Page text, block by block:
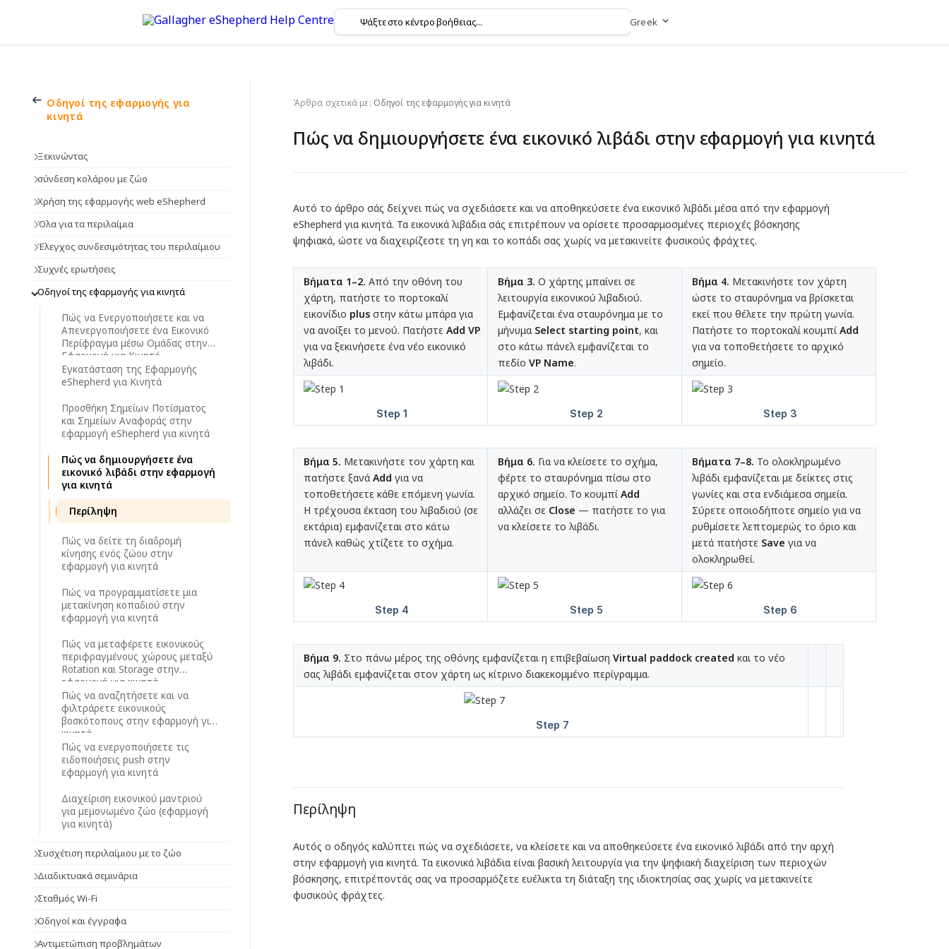
Greek
Οδηγοί της εφαρμογής για
κινητά
Ξεκινώντας
σύνδεση κολάρου με ζώο
Χρήση της εφαρμογής web eShepherd
Όλα για τα περιλαίμια
Έλεγχος συνδεσιμότητας του περιλαίμιου
Συχνές ερωτήσεις
Οδηγοί της εφαρμογής για κινητά
Πώς να Ενεργοποιήσετε και να
Απενεργοποιήσετε ένα Εικονικό
Περίφραγμα μέσω Ομάδας στην
Εφαρμογή για Κινητό
Εγκατάσταση της Εφαρμογής
eShepherd για Κινητά
Προσθήκη Σημείων Ποτίσματος
και Σημείων Αναφοράς στην
εφαρμογή eShepherd για κινητά
Πώς να δημιουργήσετε ένα
εικονικό λιβάδι στην εφαρμογή
για κινητά
Περίληψη
Πώς να δείτε τη διαδρομή
κίνησης ενός ζώου στην
εφαρμογή για κινητά
Πώς να προγραμματίσετε μια
μετακίνηση κοπαδιού στην
εφαρμογή για κινητά
Πώς να μεταφέρετε εικονικούς
περιφραγμένους χώρους μεταξύ
Rotation και Storage στην
εφαρμογή για κινητά
Πώς να αναζητήσετε και να
φιλτράρετε εικονικούς
βοσκότοπους στην εφαρμογή για
κινητά
Πώς να ενεργοποιήσετε τις
ειδοποιήσεις push στην
εφαρμογή για κινητά
Διαχείριση εικονικού μαντριού
για μεμονωμένο ζώο (εφαρμογή
για κινητά)
Συσχέτιση περιλαίμιου με το ζώο
Διαδικτυακά σεμινάρια
Σταθμός Wi-Fi
Οδηγοί και έγγραφα
Αντιμετώπιση προβλημάτων
Άρθρα σχετικά με: Οδηγοί της εφαρμογής για κινητά
Πώς να δημιουργήσετε ένα εικονικό λιβάδι στην εφαρμογή για κινητά
Αυτό το άρθρο σάς δείχνει πώς να σχεδιάσετε και να αποθηκεύσετε ένα εικονικό λιβάδι μέσα από την εφαρμογή
eShepherd για κινητά. Τα εικονικά λιβάδια σάς επιτρέπουν να ορίσετε προσαρμοσμένες περιοχές βόσκησης
ψηφιακά, ώστε να διαχειρίζεστε τη γη και το κοπάδι σας χωρίς να μετακινείτε φυσικούς φράχτες.
Βήματα 1–2. Από την οθόνη του
χάρτη, πατήστε το πορτοκαλί
εικονίδιο plus στην κάτω μπάρα για
να ανοίξει το μενού. Πατήστε Add VP
για να ξεκινήσετε ένα νέο εικονικό
λιβάδι.
Βήμα 3. Ο χάρτης μπαίνει σε
λειτουργία εικονικού λιβαδιού.
Εμφανίζεται ένα σταυρόνημα με το
μήνυμα Select starting point, και
στο κάτω πάνελ εμφανίζεται το
πεδίο VP Name.
Βήμα 4. Μετακινήστε τον χάρτη
ώστε το σταυρόνημα να βρίσκεται
εκεί που θέλετε την πρώτη γωνία.
Πατήστε το πορτοκαλί κουμπί Add
για να τοποθετήσετε το αρχικό
σημείο.
Βήμα 5. Μετακινήστε τον χάρτη και
πατήστε ξανά Add για να
τοποθετήσετε κάθε επόμενη γωνία.
Η τρέχουσα έκταση του λιβαδιού (σε
εκτάρια) εμφανίζεται στο κάτω
πάνελ καθώς χτίζετε το σχήμα.
Βήμα 6. Για να κλείσετε το σχήμα,
φέρτε το σταυρόνημα πίσω στο
αρχικό σημείο. Το κουμπί Add
αλλάζει σε Close — πατήστε το για
να κλείσετε το λιβάδι.
Βήματα 7–8. Το ολοκληρωμένο
λιβάδι εμφανίζεται με δείκτες στις
γωνίες και στα ενδιάμεσα σημεία.
Σύρετε οποιοδήποτε σημείο για να
ρυθμίσετε λεπτομερώς το όριο και
μετά πατήστε Save για να
ολοκληρωθεί.
Βήμα 9. Στο πάνω μέρος της οθόνης εμφανίζεται η επιβεβαίωση Virtual paddock created και το νέο
σας λιβάδι εμφανίζεται στον χάρτη ως κίτρινο διακεκομμένο περίγραμμα.
Περίληψη
Αυτός ο οδηγός καλύπτει πώς να σχεδιάσετε, να κλείσετε και να αποθηκεύσετε ένα εικονικό λιβάδι από την αρχή
στην εφαρμογή για κινητά. Τα εικονικά λιβάδια είναι βασική λειτουργία για την ψηφιακή διαχείριση των περιοχών
βόσκησης, επιτρέποντάς σας να προσαρμόζετε ευέλικτα τη διάταξη της ιδιοκτησίας σας χωρίς να μετακινείτε
φυσικούς φράχτες.